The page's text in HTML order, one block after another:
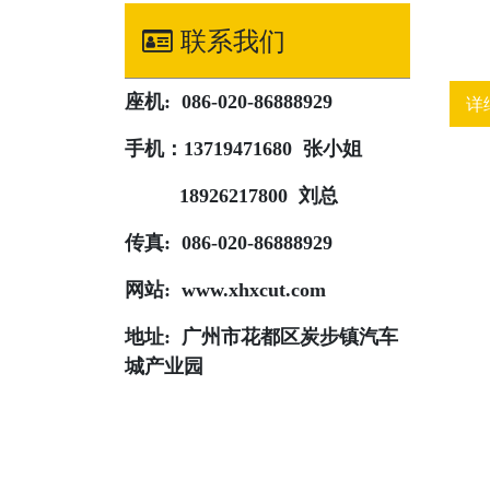
详
联系我们
座机: 086-020-86888929
手机：13719471680 张小姐
18926217800 刘总
传真: 086-020-86888929
网站: www.xhxcut.com
地址: 广州市花都区炭步镇汽车
城产业园